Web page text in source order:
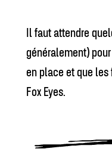
Il faut attendre
généralement)
en place et que
Fox Eyes.